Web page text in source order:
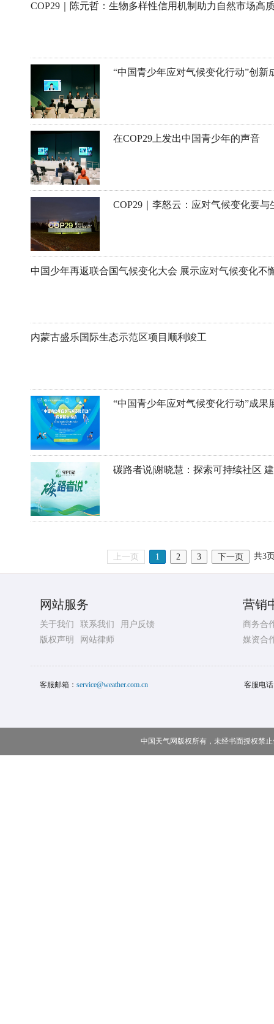
COP29｜陈元哲：生物多样性信用机制助力自然市场高
“中国青少年应对气候变化行动”创新
在COP29上发出中国青少年的声音
中国少年再返联合国气候变化大会 展示应对气候变化不
内蒙古盛乐国际生态示范区项目顺利竣工
“中国青少年应对气候变化行动”成果
碳路者说|谢晓慧：探索可持续社区
上一页 1 2 3 下一页 共3
网站服务
关于我们 联系我们
用户反馈
版权声明
网站律师
营销
商务合
媒资合
客服邮箱： service@weather.com.cn 客服电
中国天气网版权所有，未经书面授权